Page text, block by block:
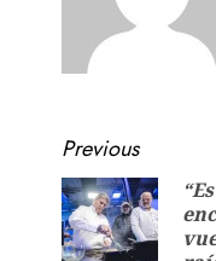
Previous